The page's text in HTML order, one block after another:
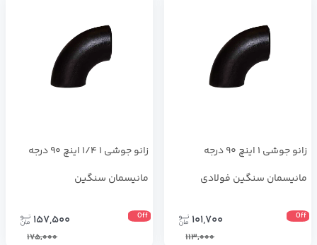
زانو جوشی 1 اینچ 90 درجه
مانیسمان سنگین فولادی
Off
101,700
113,000
زانو جوشی 1 1/4 اینچ 90 درجه
مانیسمان سنگین
Off
157,500
175,000